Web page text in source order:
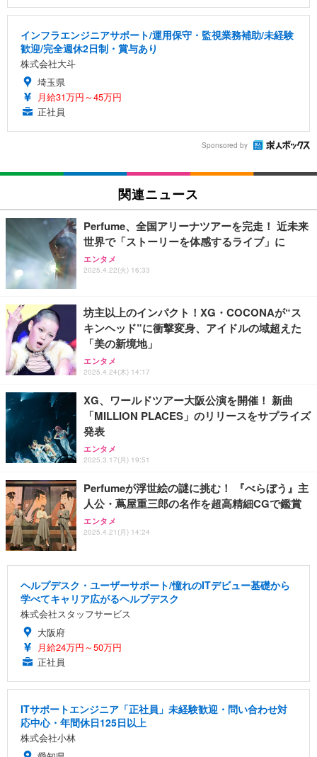
インフラエンジニアサポート/運用保守・監視業務補助/未経験
歓迎/完全週休2日制・賞与あり
株式会社大斗
埼玉県
月給31万円～45万円
正社員
Sponsored by
関連ニュース
Perfume、全国アリーナツアーを完走！ 近未来
世界で「ストーリーを体感するライブ」に
エンタメ
2025.4.22(火) 16:33
坊主以上のインパクト！XG・COCONAが“ス
キンヘッド”に衝撃変身、アイドルの域超えた
「美の新境地」
エンタメ
2025.4.24(木) 14:17
XG、ワールドツアー大阪公演を開催！ 新曲
「MILLION PLACES」のリリースをサプライズ
発表
エンタメ
2025.3.17(月) 19:51
Perfumeが浮世絵の謎に挑む！ 『べらぼう』主
人公・蔦屋重三郎の名作を超高精細CGで鑑賞
エンタメ
2025.4.21(月) 14:24
ヘルプデスク・ユーザーサポート/憧れのITデビュー基礎から
学べてキャリア広がるヘルプデスク
株式会社スタッフサービス
大阪府
月給24万円～50万円
正社員
ITサポートエンジニア「正社員」未経験歓迎・問い合わせ対
応中心・年間休日125日以上
株式会社小林